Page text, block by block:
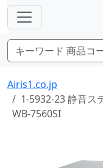
Airis1.co.jp
1-5932-23 静音ス
WB-7560SI